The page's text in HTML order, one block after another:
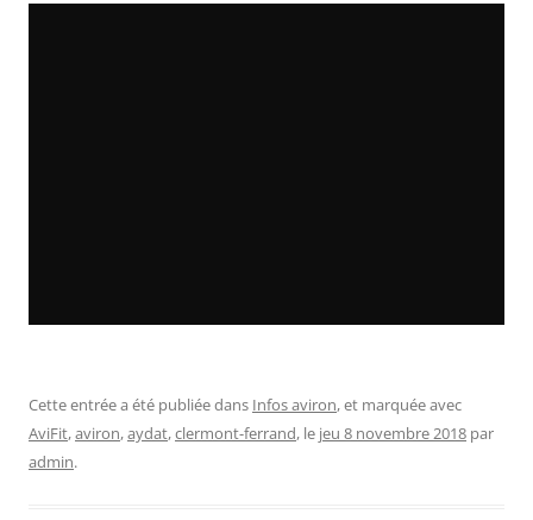
Cette entrée a été publiée dans Infos aviron, et marquée avec
AviFit,aviron,aydat,clermont-ferrand, le jeu 8 novembre 2018 par
admin.